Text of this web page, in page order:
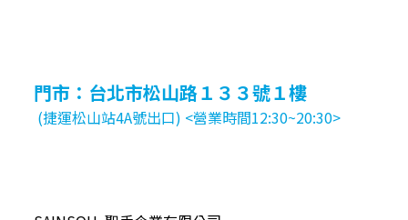
門市：台北市松山路１３３號１樓
(捷運松山站4A號出口) <營業時間12:30~20:30>